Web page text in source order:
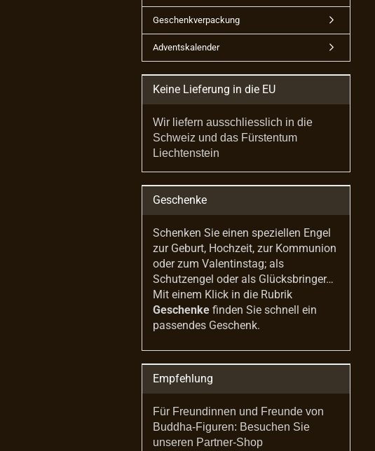
Geschenkverpackung
Adventskalender
Keine Lieferung in die EU
Wir liefern ausschliesslich in die
Schweiz und das Fürstentum
Liechtenstein
Geschenke
Schenken Sie einen speziellen Engel
zur Geburt, Hochzeit, zur Kommunion
oder zum Valentinstag; als
Schutzengel oder als Glücksbringer…
Mit einem Klick in die Rubrik
Geschenke finden Sie schnell ein
passendes Geschenk.
Empfehlung
Für Freundinnen und Freunde von
Buddha-Figuren: Besuchen Sie
unseren Partner-Shop